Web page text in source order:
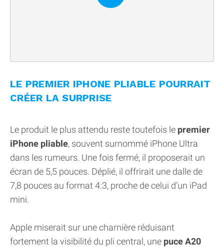
LE PREMIER IPHONE PLIABLE POURRAIT
CRÉER LA SURPRISE
Le produit le plus attendu reste toutefois le premier
iPhone pliable, souvent surnommé iPhone Ultra
dans les rumeurs. Une fois fermé, il proposerait un
écran de 5,5 pouces. Déplié, il offrirait une dalle de
7,8 pouces au format 4:3, proche de celui d’un iPad
mini.
Apple miserait sur une charnière réduisant
fortement la visibilité du pli central, une puce A20